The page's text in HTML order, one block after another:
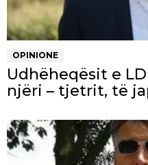
OPINIONE
Udhëheqësit e
njëri – tjetrit, të